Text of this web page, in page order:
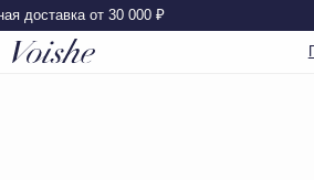
от 30 000 ₽